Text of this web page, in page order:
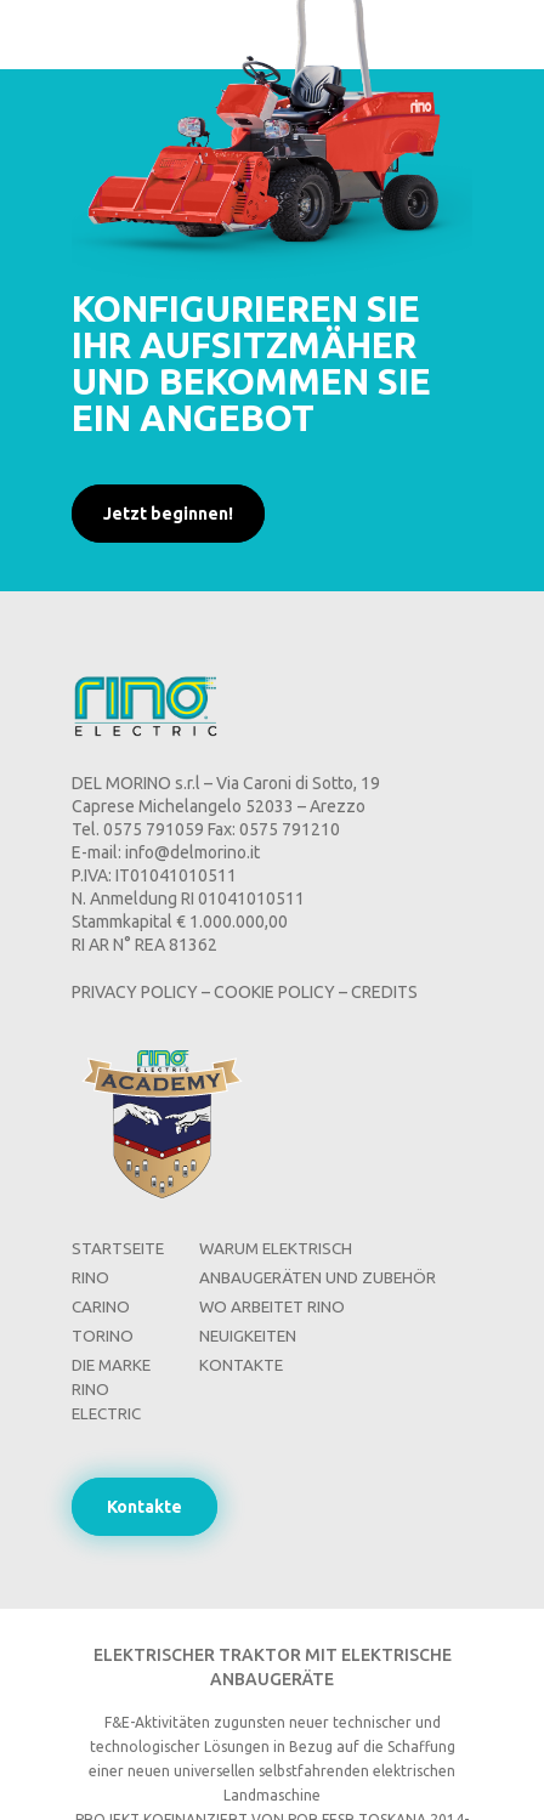
KONFIGURIEREN SIE
IHR AUFSITZMÄHER
UND BEKOMMEN SIE
EIN ANGEBOT
Jetzt beginnen!
DEL MORINO s.r.l – Via Caroni di Sotto, 19
Caprese Michelangelo 52033 – Arezzo
Tel. 0575 791059 Fax: 0575 791210
E-mail: info@delmorino.it
P.IVA: IT01041010511
N. Anmeldung RI 01041010511
Stammkapital € 1.000.000,00
RI AR N° REA 81362
PRIVACY POLICY–COOKIE POLICY–CREDITS
STARTSEITE
RINO
CARINO
TORINO
DIE MARKE
RINO
ELECTRIC
WARUM ELEKTRISCH
ANBAUGERÄTEN UND ZUBEHÖR
WO ARBEITET RINO
NEUIGKEITEN
KONTAKTE
Kontakte
ELEKTRISCHER TRAKTOR MIT ELEKTRISCHE
ANBAUGERÄTE
F&E-Aktivitäten zugunsten neuer technischer und
technologischer Lösungen in Bezug auf die Schaffung
einer neuen universellen selbstfahrenden elektrischen
Landmaschine